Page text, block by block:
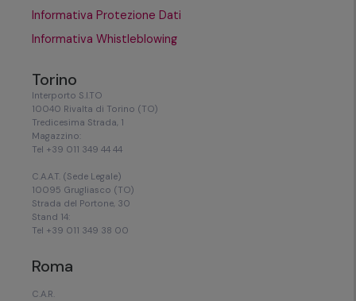
Informativa Protezione Dati
Informativa Whistleblowing
Torino
Interporto S.I.TO
10040 Rivalta di Torino (TO)
Tredicesima Strada, 1
Magazzino:
Tel +39 011 349 44 44
C.A.A.T. (Sede Legale)
10095 Grugliasco (TO)
Strada del Portone, 30
Stand 14:
Tel +39 011 349 38 00
Roma
C.A.R.